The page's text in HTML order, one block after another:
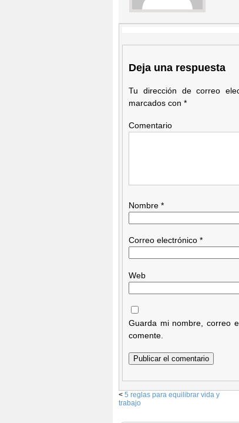
Deja una respuesta
Tu dirección de correo
marcados con *
Comentario
Nombre *
Correo electrónico *
Web
Guarda mi nombre, correo
comente.
< 5 reglas para equilibrar vida y
trabajo